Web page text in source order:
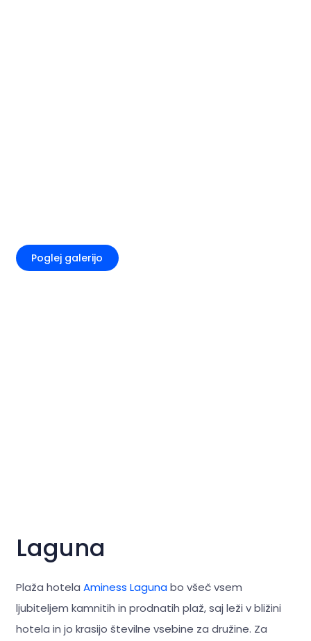
Poglej galerijo
Laguna
Plaža hotela Aminess Lagunabo všeč vsem
ljubiteljem kamnitih in prodnatih plaž, saj leži v bližini
hotela in jo krasijo številne vsebine za družine. Za